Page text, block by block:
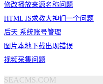
修改播放来源名称问题
HTML JS求教大神们一个问题
后天 系统账号管理
图片本地下载出现错误
视频采集问题
SEACMS.COM